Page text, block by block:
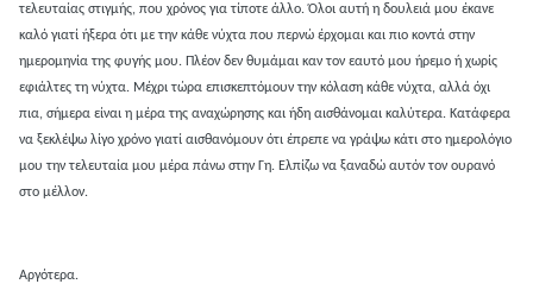
τελευταίας στιγμής, που χρόνος για τίποτε άλλο. Όλοι αυτή η δουλειά μου έκανε
καλό γιατί ήξερα ότι με την κάθε νύχτα που περνώ έρχομαι και πιο κοντά στην
ημερομηνία της φυγής μου. Πλέον δεν θυμάμαι καν τον εαυτό μου ήρεμο ή χωρίς
εφιάλτες τη νύχτα. Μέχρι τώρα επισκεπτόμουν την κόλαση κάθε νύχτα, αλλά όχι
πια, σήμερα είναι η μέρα της αναχώρησης και ήδη αισθάνομαι καλύτερα. Κατάφερα
να ξεκλέψω λίγο χρόνο γιατί αισθανόμουν ότι έπρεπε να γράψω κάτι στο ημερολόγιο
μου την τελευταία μου μέρα πάνω στην Γη. Ελπίζω να ξαναδώ αυτόν τον ουρανό
στο μέλλον.
Αργότερα.